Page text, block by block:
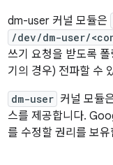
dm-user 커널 모듈은
/dev/dm-user/
쓰기 요청을 받도록
기의 경우) 전파할 수
dm-user 커널 모듈
스를 제공합니다.
를 수정할 권리를 보유